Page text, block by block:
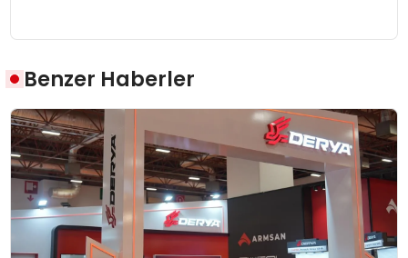
Benzer Haberler